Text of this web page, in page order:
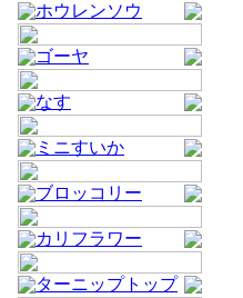
ホウレンソウ
ゴーヤ
なす
ミニすいか
ブロッコリー
カリフラワー
ターニップトップ